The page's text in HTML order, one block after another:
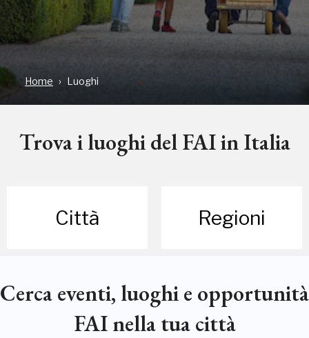
Home Luoghi
Trova i luoghi del FAI in Italia
Città Regioni
Cerca eventi, luoghi e opportunità
FAI nella tua città